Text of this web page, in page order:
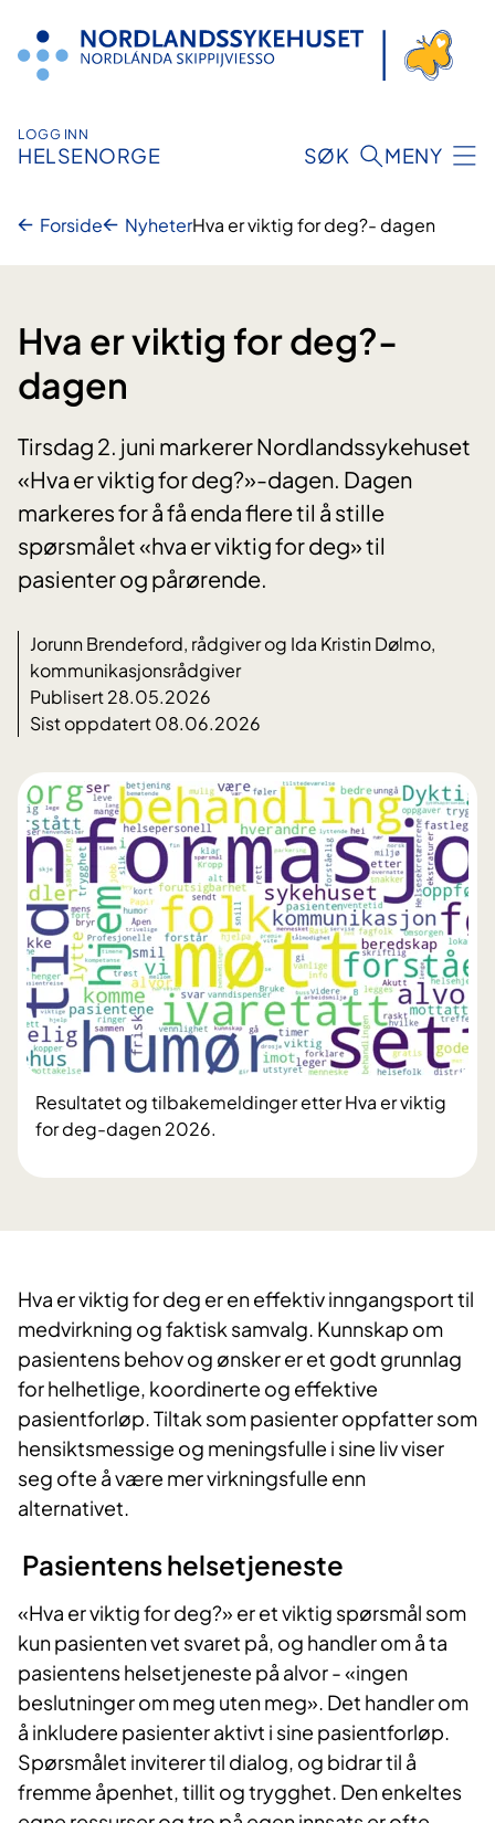
innhold
LOGG INN
HELSENORGE SØK MENY
Forside NyheterHva er viktig for deg?- dagen
Hva er viktig for deg?-
dagen
Tirsdag 2. juni markerer Nordlandssykehuset
«Hva er viktig for deg?»-dagen. Dagen
markeres for å få enda flere til å stille
spørsmålet «hva er viktig for deg» til
pasienter og pårørende.
Jorunn Brendeford, rådgiver og Ida Kristin Dølmo,
kommunikasjonsrådgiver
Publisert 28.05.2026
Sist oppdatert 08.06.2026
Resultatet og tilbakemeldinger etter Hva er viktig
for deg-dagen 2026.
Hva er viktig for deg er en effektiv inngangsport til
medvirkning og faktisk samvalg. Kunnskap om
pasientens behov og ønsker er et godt grunnlag
for helhetlige, koordinerte og effektive
pasientforløp. Tiltak som pasienter oppfatter som
hensiktsmessige og meningsfulle i sine liv viser
seg ofte å være mer virkningsfulle enn
alternativet.
Pasientens helsetjeneste
«Hva er viktig for deg?» er et viktig spørsmål som
kun pasienten vet svaret på, og handler om å ta
pasientens helsetjeneste på alvor - «ingen
beslutninger om meg uten meg». Det handler om
å inkludere pasienter aktivt i sine pasientforløp.
Spørsmålet inviterer til dialog, og bidrar til å
fremme åpenhet, tillit og trygghet. Den enkeltes